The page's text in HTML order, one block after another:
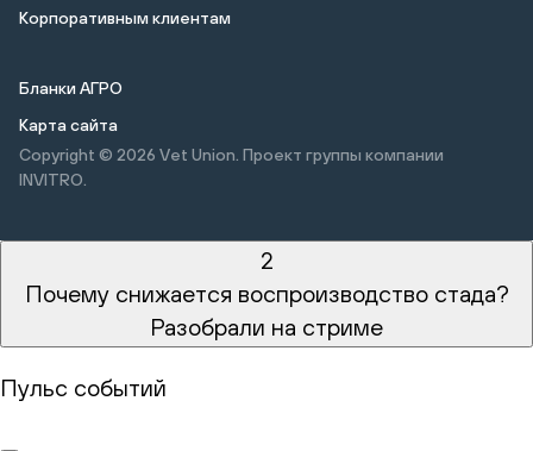
Корпоративным клиентам
Бланки АГРО
Карта сайта
Copyright © 2026 Vet Union. Проект группы компании
INVITRO.
2
Почему снижается воспроизводство стада?
Разобрали на стриме
Пульс событий